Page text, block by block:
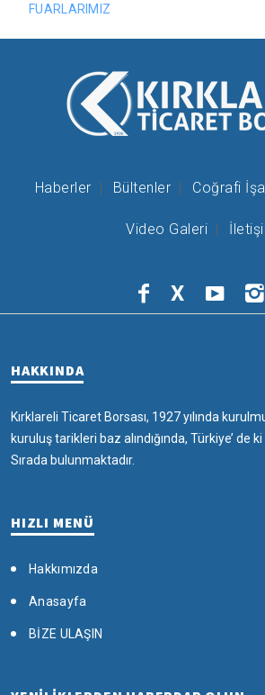
FUARLARIMIZ
Haberler Bültenler Coğrafi
Video Galeri
X
HAKKINDA
Kırklareli Ticaret Borsası, 1927 yılında
kuruluş tarikleri baz alındığında, Türkiye’ de
Sırada bulunmaktadır.
HIZLI MENÜ
Hakkımızda
Anasayfa
BİZE ULAŞIN